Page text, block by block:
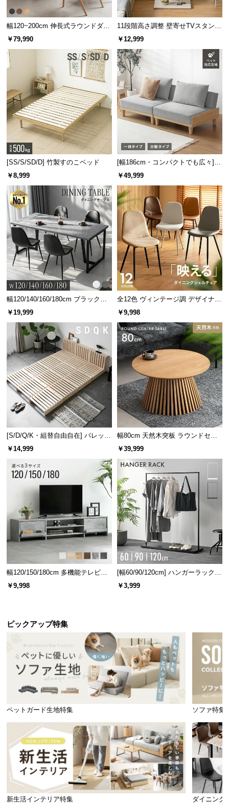
報
熱を逃がす吹き抜け構造
オープン棚の背面は板のないフルオープン仕様。熱
がこもることで生じる機械の故障を防ぎます。
美しく収納できるフラップ扉
艶のあるガラスが綺麗なフラップ扉。DVDやCDなど
を表に出さずに美しく収納できます。
フラップ収納の内寸
横幅 奥行き 高さ
約55㎝ 約36㎝ 約20㎝
配線穴で見た目もスッキリ
ガラス扉収納スペースの背面にはコ
ード配線穴が付いていて、AV機器
の配線をスッキリと収納できます。
使い勝手のよい2口コンセント搭載
フラップ扉内の背面に便利な2口コンセントを搭載。
コードの長さを気にすることなくAV機器等を設置で
きます。
幅120~200cm 伸長式ラウンドダイ
ニングテーブル 6人掛け 天然木突
￥79,990
11段階高さ調整 壁寄せTVスタンド
キャスター付き 上下左右角度調節
￥12,999
[SS/S/SD/D] 竹製すのこベッド
￥8,999
[幅186cm・コンパクトでも広々] 3
人掛けソファベッド リクライニン
￥49,999
幅120/140/160/180cm ブラックフ
レーム ダイニング 大理石調 4人掛
￥19,999
全12色 ヴィンテージ調 デザイナー
ズシェルチェア
￥9,998
[S/D/Q/K・組替自由自在] パレット
ベッド 8/12/16枚セット
￥14,999
幅80cm 天然木突板 ラウンドセン
ターテーブル 美しい格子デザイン
￥39,999
幅120/150/180cm 多機能テレビボ
ード 木目/石目調 オープン収納・
￥9,998
[幅60/90/120cm] ハンガーラック
スチール 4段階高さ調節 サイドフ
￥3,999
ピックアップ特集
ペットガード生地特集 ソファ特集
新生活インテリア特集 ダイニング